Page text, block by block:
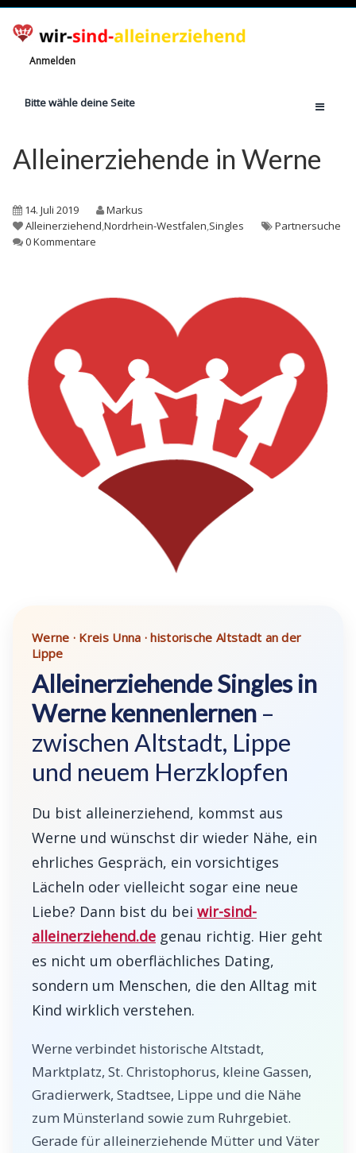
Anmelden
Bitte wähle deine Seite
Jetzt registrieren!
Anzahl Alleinerziehende
Finanzielle Hilfe
Rechte
Alleinerziehende in Werne
14. Juli 2019
Markus
Alleinerziehend,Nordrhein-Westfalen,Singles
Partnersuche
0 Kommentare
Werne · Kreis Unna · historische Altstadt an der
Lippe
Alleinerziehende Singles in
Werne kennenlernen –
zwischen Altstadt, Lippe
und neuem Herzklopfen
Du bist alleinerziehend, kommst aus
Werne und wünschst dir wieder Nähe, ein
ehrliches Gespräch, ein vorsichtiges
Lächeln oder vielleicht sogar eine neue
Liebe? Dann bist du bei wir-sind-
alleinerziehend.de genau richtig. Hier geht
es nicht um oberflächliches Dating,
sondern um Menschen, die den Alltag mit
Kind wirklich verstehen.
Werne verbindet historische Altstadt,
Marktplatz, St. Christophorus, kleine Gassen,
Gradierwerk, Stadtsee, Lippe und die Nähe
zum Münsterland sowie zum Ruhrgebiet.
Gerade für alleinerziehende Mütter und Väter